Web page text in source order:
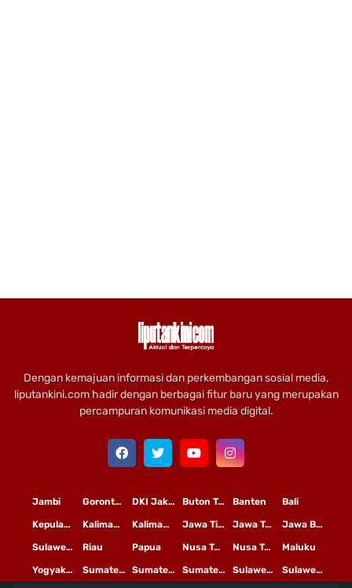
Dengan kemajuan informasi dan perkembangan sosial media,
liputankini.com hadir dengan berbagai fitur baru yang merupakan
percampuran komunikasi media digital.
Bali
Banten
Buton Tengah
DKI Jakarta
Gorontalo
Jambi
Jawa Barat
Jawa Tengah
Jawa Timur
Kalimantan Tengah
Kalimantan Timur
Kepulauan Riau
Maluku
Nusa Tenggara Barat
Nusa Tenggara Timur
Papua
Riau
Sulawesi Selatan
Sulawesi Tengah
Sulawesi Utara
Sumatera Barat
Sumatera Selatan
Sumatera Utara
Yogyakarta